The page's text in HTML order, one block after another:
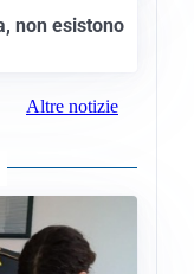
non esistono
Altre notizie